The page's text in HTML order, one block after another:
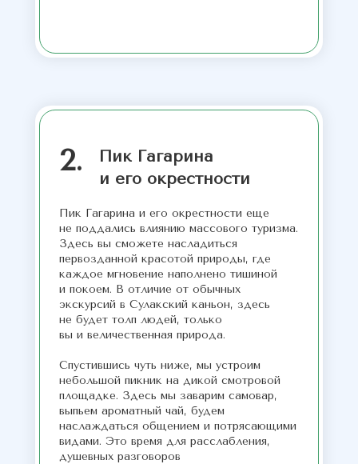
Пик Гагарина и его окрестности еще
не поддались влиянию массового туризма.
Здесь вы сможете насладиться
первозданной красотой природы, где
каждое мгновение наполнено тишиной
и покоем. В отличие от обычных
экскурсий в Сулакский каньон, здесь
не будет толп людей, только
вы и величественная природа.
Спустившись чуть ниже, мы устроим
небольшой пикник на дикой смотровой
площадке. Здесь мы заварим самовар,
выпьем ароматный чай, будем
наслаждаться общением и потрясающими
видами. Это время для расслабления,
душевных разговоров
Пик Гагарина
и его окрестности
2.